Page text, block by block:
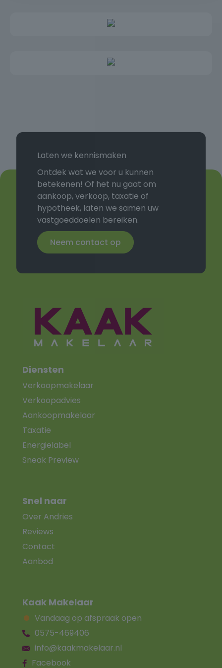
Laten we kennismaken
Ontdek wat we voor u kunnen
betekenen! Of het nu gaat om
aankoop, verkoop, taxatie of
hypotheek, laten we samen uw
vastgoeddoelen bereiken.
Neem contact op
Diensten
Verkoopmakelaar
Verkoopadvies
Aankoopmakelaar
Taxatie
Energielabel
Sneak Preview
Snel naar
Over Andries
Reviews
Contact
Aanbod
Kaak Makelaar
Vandaag op afspraak open
0575-469406
info@kaakmakelaar.nl
Facebook